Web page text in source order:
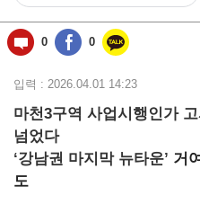
동)
0 0
입력 : 2026.04.01 14:23
마천3구역 사업시행인가
넘었다
‘강남권 마지막 뉴타운’ 거
도